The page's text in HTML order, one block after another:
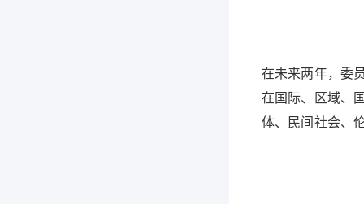
在未来两年，委
在国际、区域、
体、民间社会、